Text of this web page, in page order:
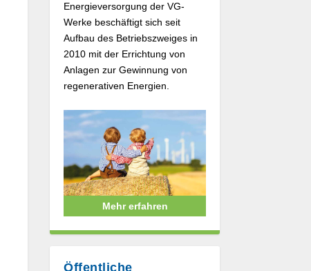
Energieversorgung der VG-
Werke beschäftigt sich seit
Aufbau des Betriebszweiges in
2010 mit der Errichtung von
Anlagen zur Gewinnung von
regenerativen Energien.
Mehr erfahren
Öffentliche